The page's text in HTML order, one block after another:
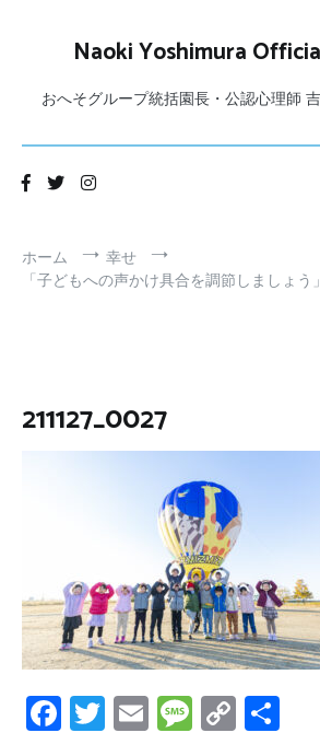
Naoki Yoshimura
おへそグループ統括園長・公認心理師
ホーム
幸せ
「子どもへの声かけ具合を調節しましょう」
211127_0027
Facebook
Twitter
Email Copy